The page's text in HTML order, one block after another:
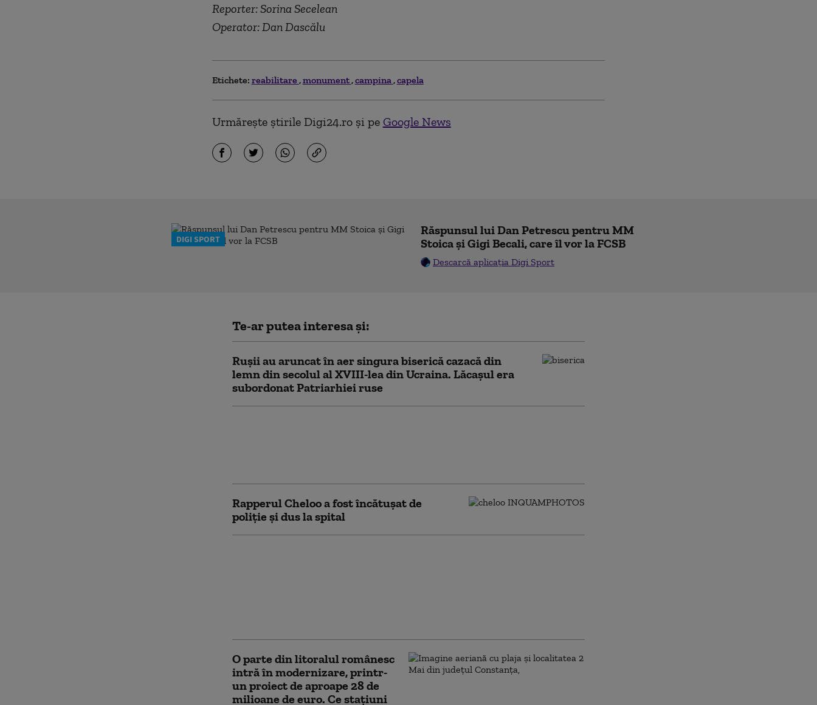
Reporter: Sorina Secelean
Operator: Dan Dascălu
Etichete: reabilitare monument campina capela
Urmărește știrile Digi24.ro și pe Google News
DIGI SPORT
Răspunsul lui Dan Petrescu pentru MM
Stoica și Gigi Becali, care îl vor la FCSB
Descarcă aplicația Digi Sport
Te-ar putea interesa și:
Rușii au aruncat în aer singura biserică cazacă din
lemn din secolul al XVIII-lea din Ucraina. Lăcașul era
subordonat Patriarhiei ruse
Rapperul Cheloo a fost încătușat de
poliție și dus la spital
O parte din litoralul românesc
intră în modernizare, printr-
un proiect de aproape 28 de
milioane de euro. Ce stațiuni